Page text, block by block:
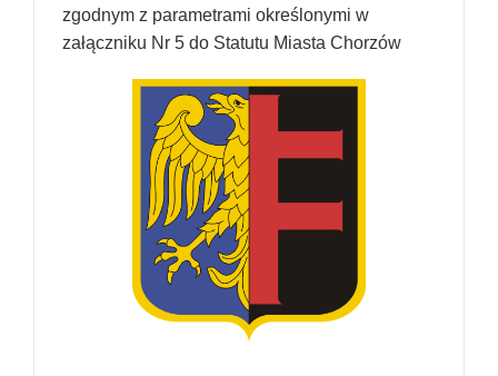
zgodnym z parametrami określonymi w
załączniku Nr 5 do Statutu Miasta Chorzów